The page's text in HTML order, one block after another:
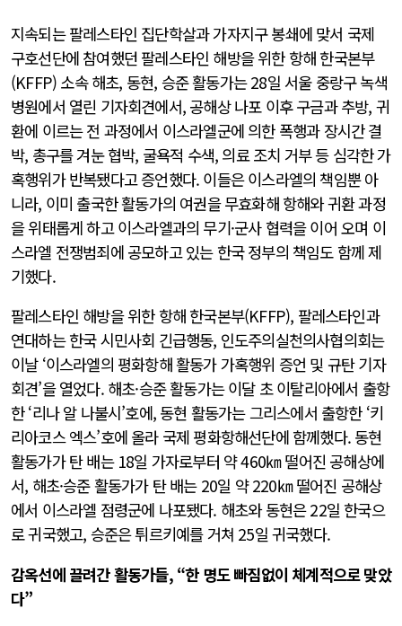
지속되는 팔레스타인 집단학살과 가자지구 봉쇄에 맞서 국제
구호선단에 참여했던 팔레스타인 해방을 위한 항해 한국본부
(KFFP) 소속 해초, 동현, 승준 활동가는 28일 서울 중랑구 녹색
병원에서 열린 기자회견에서, 공해상 나포 이후 구금과 추방, 귀
환에 이르는 전 과정에서 이스라엘군에 의한 폭행과 장시간 결
박, 총구를 겨눈 협박, 굴욕적 수색, 의료 조치 거부 등 심각한 가
혹행위가 반복됐다고 증언했다. 이들은 이스라엘의 책임뿐 아
니라, 이미 출국한 활동가의 여권을 무효화해 항해와 귀환 과정
을 위태롭게 하고 이스라엘과의 무기·군사 협력을 이어 오며 이
스라엘 전쟁범죄에 공모하고 있는 한국 정부의 책임도 함께 제
기했다.
팔레스타인 해방을 위한 항해 한국본부(KFFP), 팔레스타인과
연대하는 한국 시민사회 긴급행동, 인도주의실천의사협의회는
이날 ‘이스라엘의 평화항해 활동가 가혹행위 증언 및 규탄 기자
회견’을 열었다. 해초·승준 활동가는 이달 초 이탈리아에서 출항
한 ‘리나 알 나불시’호에, 동현 활동가는 그리스에서 출항한 ‘키
리아코스 엑스’호에 올라 국제 평화항해선단에 함께했다. 동현
활동가가 탄 배는 18일 가자로부터 약 460㎞ 떨어진 공해상에
서, 해초·승준 활동가가 탄 배는 20일 약 220㎞ 떨어진 공해상
에서 이스라엘 점령군에 나포됐다. 해초와 동현은 22일 한국으
로 귀국했고, 승준은 튀르키예를 거쳐 25일 귀국했다.
감옥선에 끌려간 활동가들, “한 명도 빠짐없이 체계적으로 맞았
다”